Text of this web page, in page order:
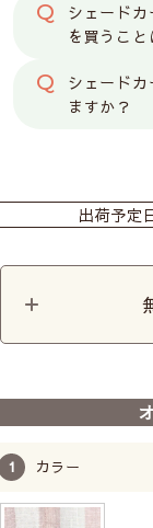
シェード
を買うこ
シェードカ
ますか？
出荷予定
カラー